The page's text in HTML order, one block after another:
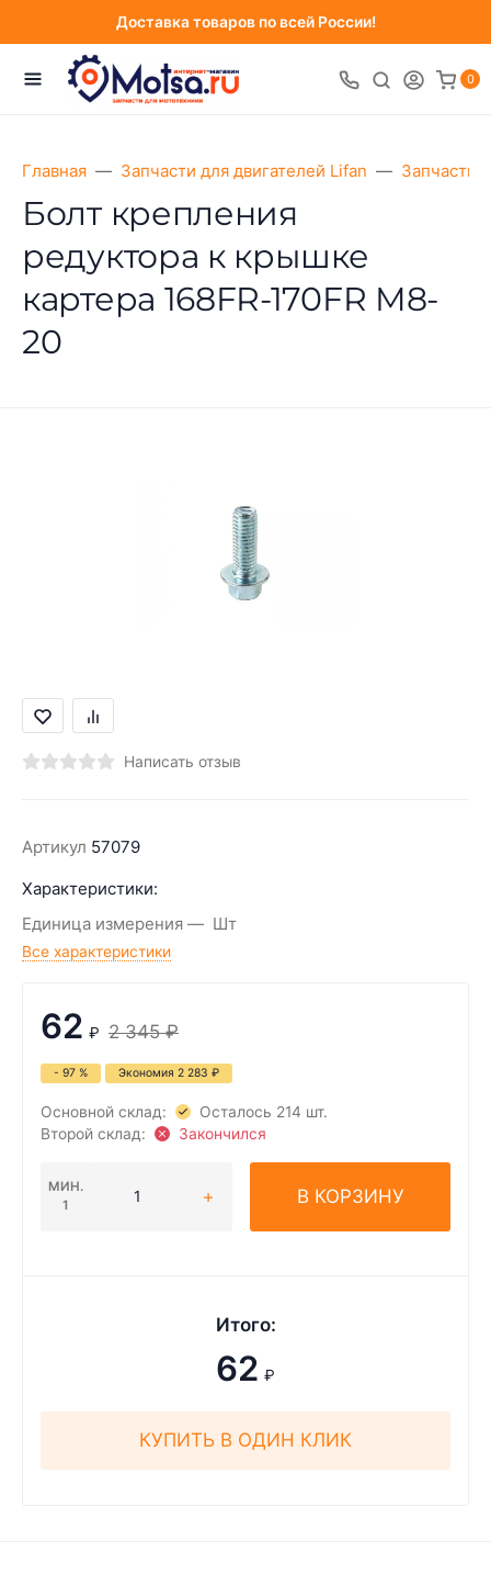
Доставка товаров по всей России!
0
Главная Запчасти для двигателей Lifan Запчасти
Болт крепления
редуктора к крышке
картера 168FR-170FR M8-
20
Написать отзыв
Артикул 57079
Характеристики:
Единица измерения
Шт
Все характеристики
62 ₽ 2 345 ₽
- 97 % Экономия 2 283 ₽
Основной склад:
Осталось 214 шт.
Второй склад:
Закончился
МИН.
1
В КОРЗИНУ
Итого:
62 ₽
КУПИТЬ В ОДИН КЛИК